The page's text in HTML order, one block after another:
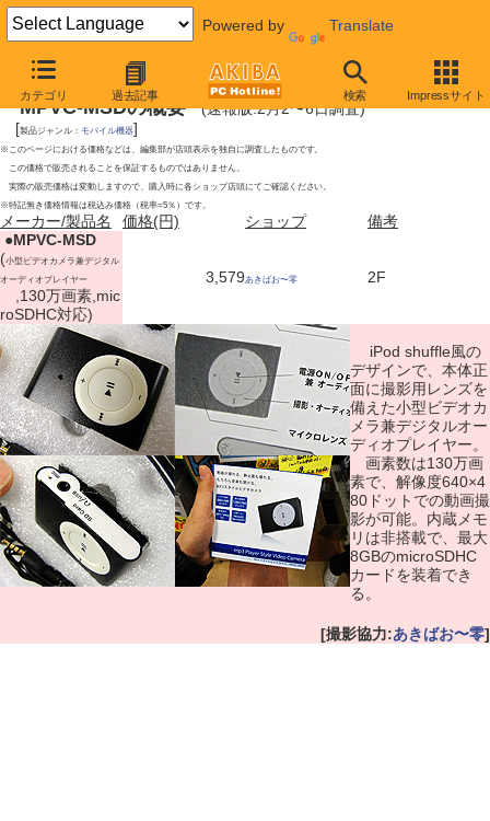
Powered by Translate
カテゴリ 過去記事 検索 Impressサイト
2010年2月6日号
MPVC-MSDの概要(速報版:2月2〜6日調査)
[製品ジャンル： モバイル機器]
※このページにおける価格などは、編集部が店頭表示を独自に調査したものです。
この価格で販売されることを保証するものではありません。
実際の販売価格は変動しますので、購入時に各ショップ店頭にてご確認ください。
※特記無き価格情報は税込み価格（税率=5％）です。
メーカー/製品名 価格(円) ショップ
備考
●MPVC-MSD
(小型ビデオカメラ兼デジタル
オーディオプレイヤー
,130万画素,mic
roSDHC対応)
3,579あきばお〜零 2F
iPod shuffle風の
デザインで、本体正
面に撮影用レンズを
備えた小型ビデオカ
メラ兼デジタルオー
ディオプレイヤー。
画素数は130万画
素で、解像度640×4
80ドットでの動画撮
影が可能。内蔵メモ
リは非搭載で、最大
8GBのmicroSDHC
カードを装着でき
る。
[撮影協力:あきばお〜零]